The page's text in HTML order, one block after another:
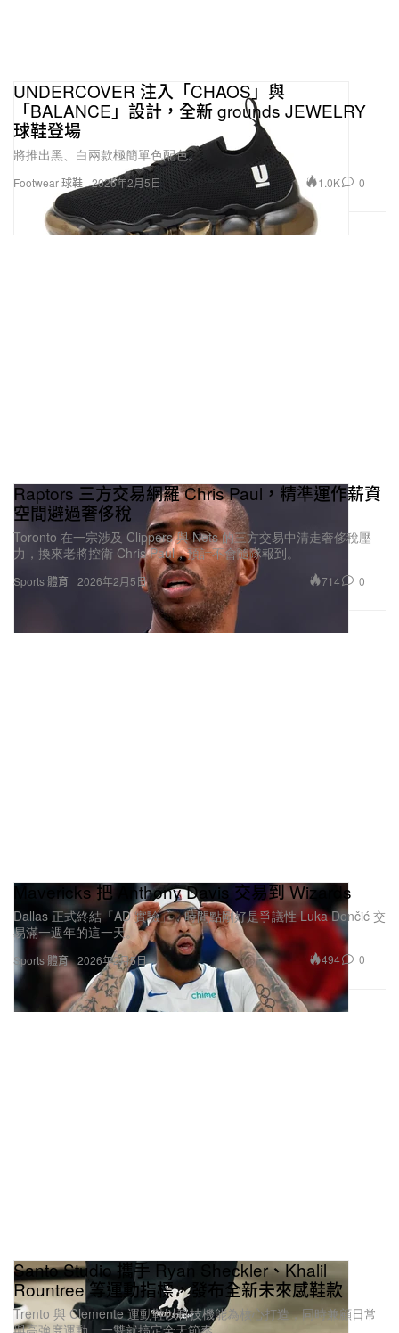
Footwear 球鞋
UNDERCOVER 注入「CHAOS」與
「BALANCE」設計，全新 grounds JEWELRY
球鞋登場
將推出黑、白兩款極簡單色配色。
2026年2月5日 1.0K 0
Sports 體育
Raptors 三方交易網羅 Chris Paul，精準運作薪資
空間避過奢侈稅
Toronto 在一宗涉及 Clippers 與 Nets 的三方交易中清走奢侈稅壓
力，換來老將控衛 Chris Paul，預計不會隨隊報到。
2026年2月5日 714 0
Sports 體育
Mavericks 把 Anthony Davis 交易到 Wizards
Dallas 正式終結「AD 實驗」，時間點剛好是爭議性 Luka Dončić 交
易滿一週年的這一天。
2026年2月5日 494 0
Santo Studio 攜手 Ryan Sheckler、Khalil
Rountree 等運動指標，發布全新未來感鞋款
Trento 與 Clemente 運動鞋以科技機能為核心打造，同時兼顧日常